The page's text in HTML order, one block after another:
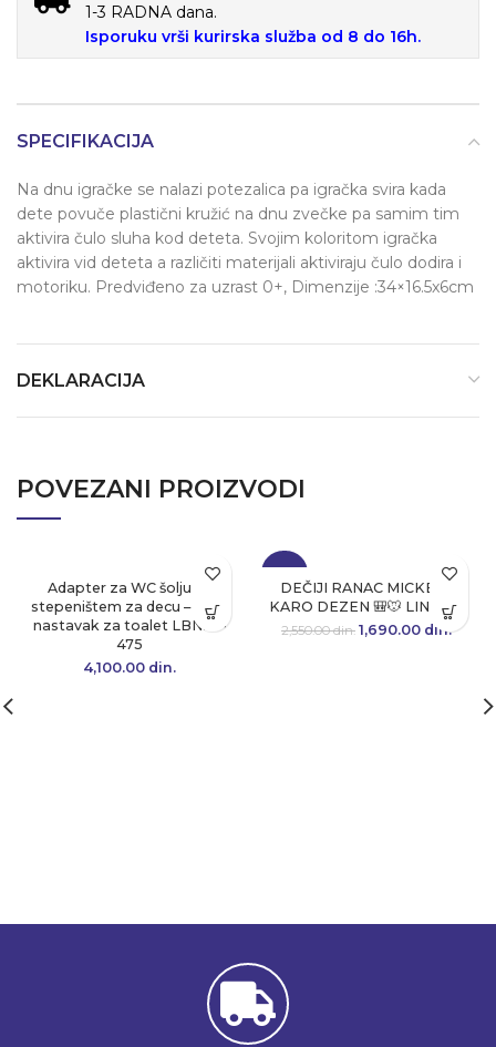
1-3 RADNA dana.
Isporuku vrši kurirska služba od 8 do 16h.
SPECIFIKACIJA
Na dnu igračke se nalazi potezalica pa igračka svira kada
dete povuče plastični kružić na dnu zvečke pa samim tim
aktivira čulo sluha kod deteta. Svojim koloritom igračka
aktivira vid deteta a različiti materijali aktiviraju čulo dodira i
motoriku. Predviđeno za uzrast 0+, Dimenzije :34×16.5x6cm
DEKLARACIJA
POVEZANI PROIZVODI
Adapter za WC šolju sa
stepeništem za decu – dečiji
nastavak za toalet LBN26-
475
4,100.00 din.
-34%
DEČIJI RANAC MICKEY –
KARO DEZEN 🎒🐭 LIN-899
2,550.00din. Originalna cena
1,690.00 din.